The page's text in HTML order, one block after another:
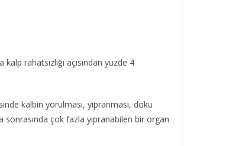
rahatsızlığı açısından yüzde 4
kalbin yorulması, yıpranması, doku
çok fazla yıpranabilen bir organ